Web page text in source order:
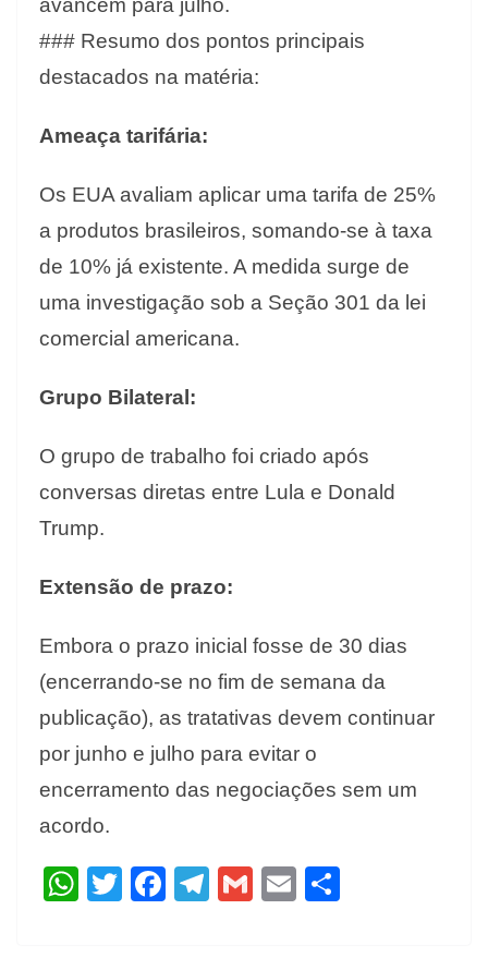
avancem para julho.
### Resumo dos pontos principais
destacados na matéria:
Ameaça tarifária:
Os EUA avaliam aplicar uma tarifa de 25%
a produtos brasileiros, somando-se à taxa
de 10% já existente. A medida surge de
uma investigação sob a Seção 301 da lei
comercial americana.
Grupo Bilateral:
O grupo de trabalho foi criado após
conversas diretas entre Lula e Donald
Trump.
Extensão de prazo:
Embora o prazo inicial fosse de 30 dias
(encerrando-se no fim de semana da
publicação), as tratativas devem continuar
por junho e julho para evitar o
encerramento das negociações sem um
acordo.
W T F T G E